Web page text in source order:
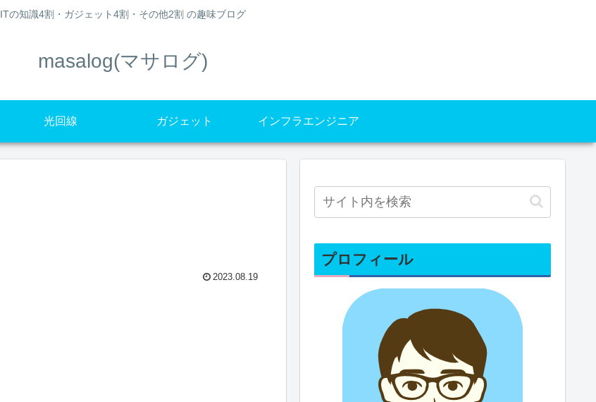
ITの知識4割・ガジェット4割・その他2割 の趣味ブログ
masalog(マサログ)
光回線 ガジェット インフラエンジニア
2023.08.19
プロフィール